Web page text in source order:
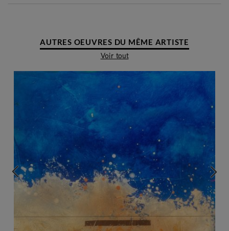
AUTRES OEUVRES DU MÊME ARTISTE
Voir tout